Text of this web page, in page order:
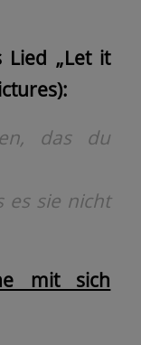
Lied „Let it
das du
es sie nicht
mit sich